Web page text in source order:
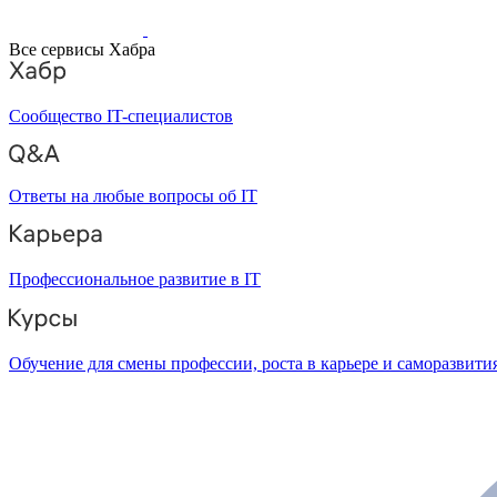
Все сервисы Хабра
Сообщество IT-специалистов
Ответы на любые вопросы об IT
Профессиональное развитие в IT
Обучение для смены профессии, роста в карьере и